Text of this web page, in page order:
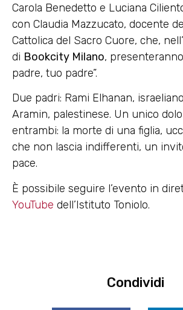
Carola Benedetto e Luciana
con Claudia Mazzucato, docente
Cattolica del Sacro Cuore, che,
di Bookcity Milano,
padre, tuo padre”.
Due padri: Rami Elhanan,
Aramin, palestinese. Un unico
entrambi: la morte di una figlia,
che non lascia indifferenti, un
pace.
È possibile seguire l’evento in
YouTube dell’Istituto Toniolo.
Condividi